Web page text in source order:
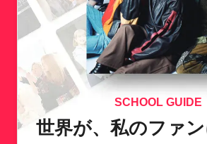
SCHOOL GUIDE
世界が、私のファン